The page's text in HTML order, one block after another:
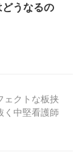
うなるの
ェクトな板挟
く中堅看護師